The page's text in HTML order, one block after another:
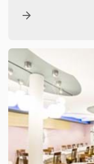
arrow_forward